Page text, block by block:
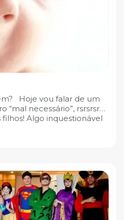
Hoje vou falar de um
“mal necessário”, rsrsrsr…
filhos! Algo inquestionável